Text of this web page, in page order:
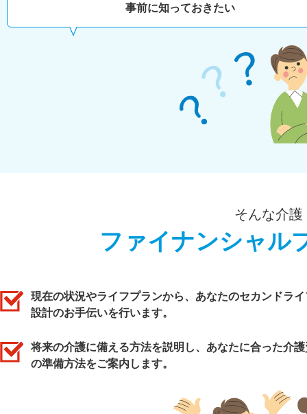
事前に知っておきたい
そんな介
ファイナンシャル
現在の状況やライフプランから、あなたのセカンドラ
設計のお手伝いを行います。
将来の介護に備える方法を説明し、あなたに合った介
の準備方法をご案内します。